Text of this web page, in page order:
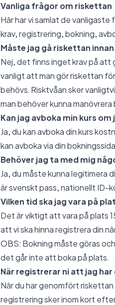
Vanliga frågor om riskettan
Här har vi samlat de
krav, registrering, bokning,
Måste jag gå riskettan
Nej, det finns inget krav på att
vanligt att man gör riskettan
behövs. Risktvåan sker
man behöver kunna manövrera
Kan jag avboka min kurs
Ja, du kan avboka din kurs
kan avboka via din
Behöver jag ta med mig
Ja, du måste kunna legitimera
är svenskt pass, nationellt ID-
Vilken tid ska jag vara på
Det är viktigt att vara på plats
att vi ska hinna registrera din
OBS: Bokning måste göras
det går inte att boka på plats.
När registrerar ni att jag
När du har genomfört
registrering sker inom kort